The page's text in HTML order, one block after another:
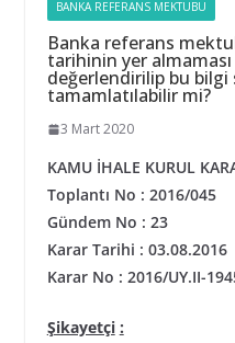
BANKA REFERANS MEKTUBU
Banka referans
tarihinin yer
değerlendirilip bu bilgi
tamamlatılabilir mi?
3 Mart 2020
KAMU İHALE KURUL
Toplantı No : 2016/045
Gündem No : 23
Karar Tarihi : 03.08.2016
Karar No : 2016/UY.II-
Şikayetçi :